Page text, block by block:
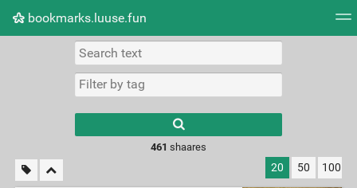
bookmarks.luuse.fun
Picture wall
results.
461 shaares
20 50 100